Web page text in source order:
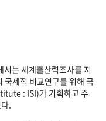
서는 세계출산력조사를 지
국제적 비교연구를 위해 국
: ISI)가 기획하고 주
.